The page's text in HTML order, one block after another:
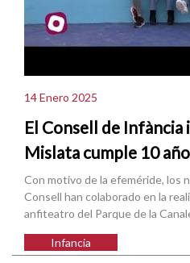
14 Enero 2025
El Consell de Infància
Mislata cumple 10
Con motivo de la efeméride, los
Consell han colaborado en la
anfiteatro del Parque de la
Infancia